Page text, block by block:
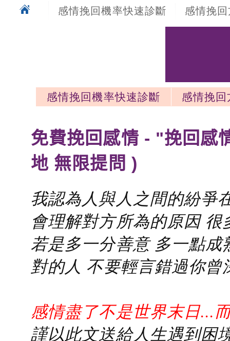
感情挽回機率快速診斷 感情挽
感情挽回機率快速診斷
感情挽
免費挽回感情 - "挽回感
地 無限提問 )
我認為人與人之間的紛爭
會理解對方所為的原因
若是多一分善意 多一點
對的人 不要輕言錯過你曾
感情盡了不是世界末日...
謹以此文送給人生遇到困